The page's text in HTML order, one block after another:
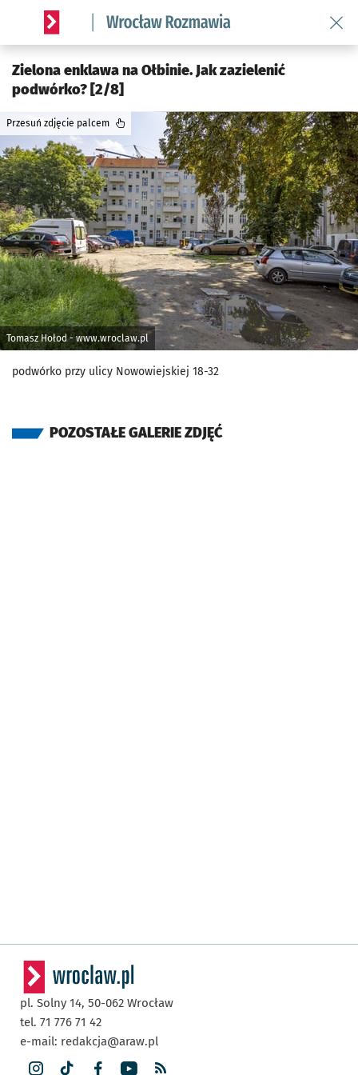
Serwis informacyjny wroclaw.pl podserwis: Rozmawia
Zielona enklawa na Ołbinie. Jak zazielenić
podwórko? [2/8]
Tomasz Hołod - www.wroclaw.pl
Przesuń zdjęcie palcem
podwórko przy ulicy Nowowiejskiej 18-32
POZOSTAŁE GALERIE ZDJĘĆ
pl. Solny 14, 50-062 Wrocław
tel. 71 776 71 42
e-mail: redakcja@araw.pl